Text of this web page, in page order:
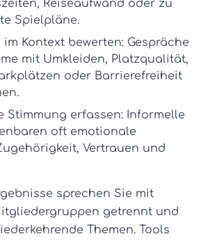
Reiseaufwand oder zu
Spielpläne.
Kontext bewerten: Gespräche
mit Umkleiden, Platzqualität,
oder Barrierefreiheit
Stimmung erfassen: Informelle
oft emotionale
Vertrauen und
sprechen Sie mit
getrennt und
Themen. Tools